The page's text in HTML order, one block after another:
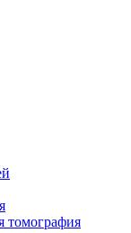
томография